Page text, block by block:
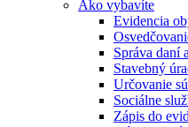
Ako vybavíte
Evidencia
Správa daní
Stavebný
Určovanie
Sociálne
Zápis do